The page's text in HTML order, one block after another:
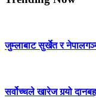
जुम्लाबाट सुर्खेत र
सर्वोच्चले खारेज गर्‍यो